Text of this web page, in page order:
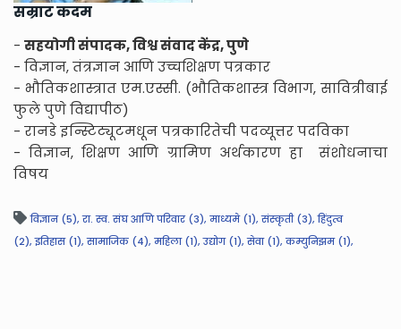
सम्राट कदम
- सहयोगी संपादक, विश्व संवाद केंद्र, पुणे
- विज्ञान, तंत्रज्ञान आणि उच्चशिक्षण पत्रकार
- भौतिकशास्त्रात एम.एस्सी. (भौतिकशास्त्र विभाग, सावित्रीबाई
फुले पुणे विद्यापीठ)
- रानडे इन्स्टिट्यूटमधून पत्रकारितेची पदव्यूत्तर पदविका
- विज्ञान, शिक्षण आणि ग्रामिण अर्थकारण हा संशोधनाचा
विषय
विज्ञान (5), रा. स्व. संघ आणि परिवार (3), माध्यमे (1), संस्कृती (3), हिंदुत्व
(2), इतिहास (1), सामाजिक (4), महिला (1), उद्योग (1), सेवा (1), कम्युनिझम (1),